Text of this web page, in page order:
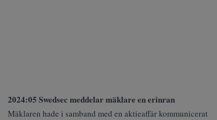
2024:05 Swedsec meddelar mäklare en erinran
Mäklaren hade i samband med en aktieaffär kommunicerat